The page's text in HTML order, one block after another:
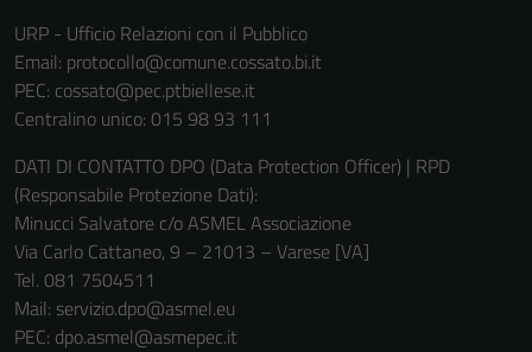
URP - Ufficio Relazioni con il Pubblico
Email: protocollo@comune.cossato.bi.it
PEC: cossato@pec.ptbiellese.it
Centralino unico: 015 98 93 111
DATI DI CONTATTO DPO (Data Protection Officer) | RPD
(Responsabile Protezione Dati):
Minucci Salvatore c/o ASMEL Associazione
Via Carlo Cattaneo, 9 – 21013 – Varese [VA]
Tel. 081 7504511
Mail: servizio.dpo@asmel.eu
PEC: dpo.asmel@asmepec.it